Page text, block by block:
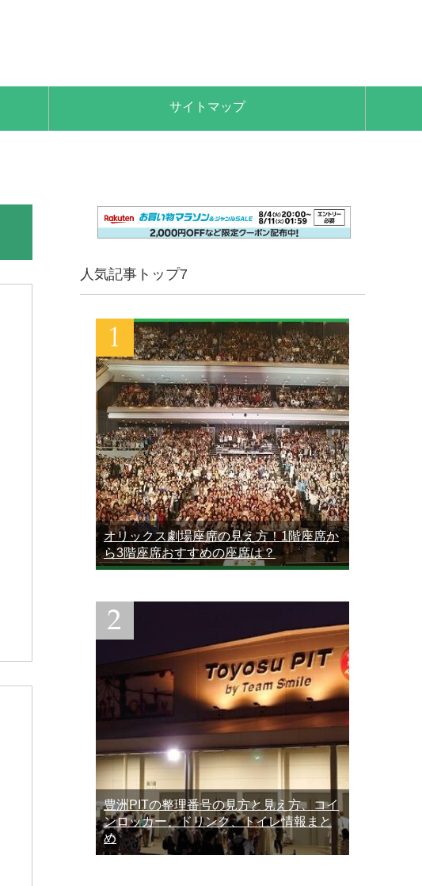
サイトマップ
人気記事トップ7
オリックス劇場座席の見え方！1階座席か
ら3階座席おすすめの座席は？
豊洲PITの整理番号の見方と見え方、コイ
ンロッカー、ドリンク、トイレ情報まと
め